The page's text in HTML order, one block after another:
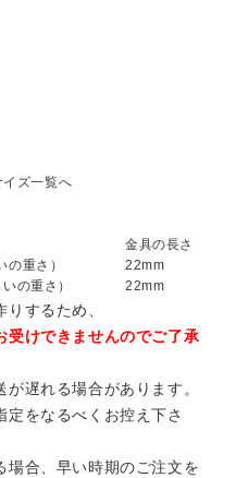
ズ一覧へ
金具の長さ
重さ）
22mm
の重さ） 22mm
するため、
受けできませんのでご了承
遅れる場合があります。
をなるべくお控え下さ
合、早い時期のご注文を